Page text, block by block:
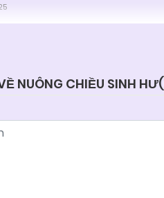
NUÔNG CHIỀU SINH HƯ(